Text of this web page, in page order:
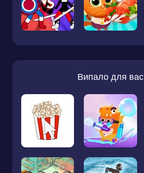
Випало для вас